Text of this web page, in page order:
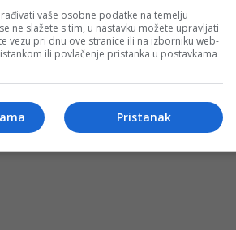
vaše osobne podatke na temelju
ne slažete s tim, u nastavku možete upravljati
vezu pri dnu ove stranice ili na izborniku web-
ili povlačenje pristanka u postavkama
Pristanak